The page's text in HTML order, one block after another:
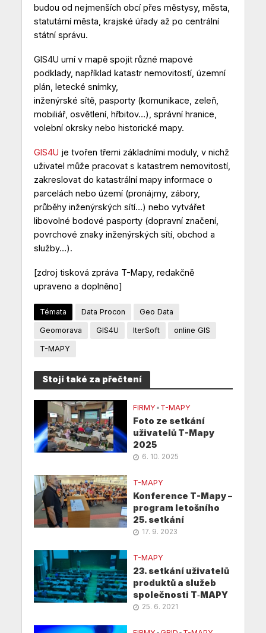
budou od nejmenších obcí přes městysy, města,
statutární města, krajské úřady až po centrální
státní správu.
GIS4U umí v mapě spojit různé mapové
podklady, například katastr nemovitostí, územní
plán, letecké snímky,
inženýrské sítě, pasporty (komunikace, zeleň,
mobiliář, osvětlení, hřbitov…), správní hranice,
volební okrsky nebo historické mapy.
GIS4U je tvořen třemi základními moduly, v nichž
uživatel může pracovat s katastrem nemovitostí,
zakreslovat do katastrální mapy informace o
parcelách nebo území (pronájmy, zábory,
průběhy inženýrských sítí…) nebo vytvářet
libovolné bodové pasporty (dopravní značení,
povrchové znaky inženýrských sítí, obchod a
služby…).
[zdroj tisková zpráva T-Mapy, redakčně
upraveno a doplněno]
Témata Data Procon Geo Data
Geomorava GIS4U IterSoft online GIS
T-MAPY
Stojí také za přečtení
FIRMY • T-MAPY
Foto ze setkání
uživatelů T-Mapy
2025
6. 10. 2025
T-MAPY
Konference T-Mapy –
program letošního
25. setkání
17. 9. 2023
T-MAPY
23. setkání uživatelů
produktů a služeb
společnosti T‑MAPY
25. 6. 2021